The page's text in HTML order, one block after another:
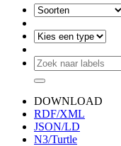
DOWNLOAD
RDF/XML
JSON/LD
N3/Turtle